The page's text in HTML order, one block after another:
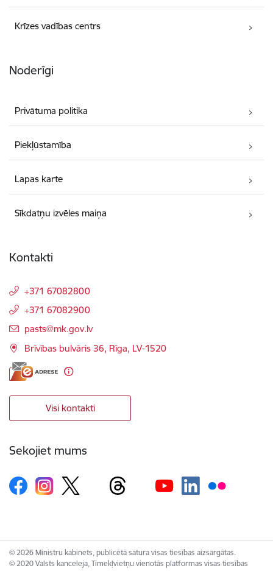
Krīzes vadības centrs
Noderīgi
Privātuma politika
Piekļūstamība
Lapas karte
Sīkdatņu izvēles maiņa
Kontakti
+371 67082800
+371 67082900
E-pasts:
pasts@mk.gov.lv
Brīvības bulvāris 36, Rīga, LV-1520
Visi kontakti
Sekojiet mums
© 2026 Ministru kabinets, publicētā satura visas tiesības aizsargātas.
© 2020 Valsts kanceleja, Tīmekļvietņu vienotās platformas visas tiesības